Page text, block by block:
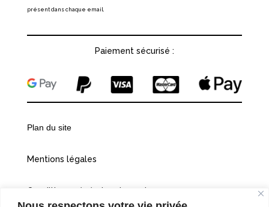
présent dans chaque email.
Paiement sécurisé :
Plan du site
Mentions légales
Conditions générales de vente